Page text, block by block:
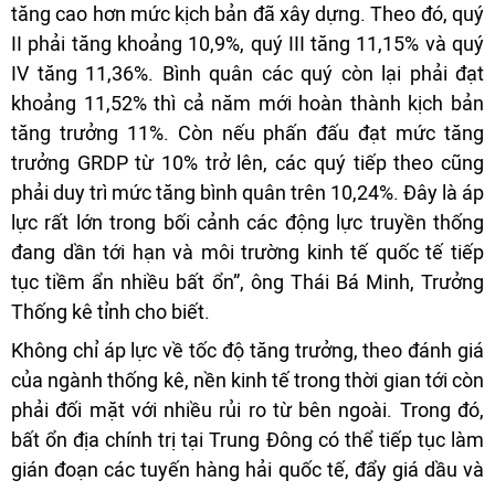
tăng cao hơn mức kịch bản đã xây dựng. Theo đó, quý
II phải tăng khoảng 10,9%, quý III tăng 11,15% và quý
IV tăng 11,36%. Bình quân các quý còn lại phải đạt
khoảng 11,52% thì cả năm mới hoàn thành kịch bản
tăng trưởng 11%. Còn nếu phấn đấu đạt mức tăng
trưởng GRDP từ 10% trở lên, các quý tiếp theo cũng
phải duy trì mức tăng bình quân trên 10,24%. Đây là áp
lực rất lớn trong bối cảnh các động lực truyền thống
đang dần tới hạn và môi trường kinh tế quốc tế tiếp
tục tiềm ẩn nhiều bất ổn”, ông Thái Bá Minh, Trưởng
Thống kê tỉnh cho biết.
Không chỉ áp lực về tốc độ tăng trưởng, theo đánh giá
của ngành thống kê, nền kinh tế trong thời gian tới còn
phải đối mặt với nhiều rủi ro từ bên ngoài. Trong đó,
bất ổn địa chính trị tại Trung Đông có thể tiếp tục làm
gián đoạn các tuyến hàng hải quốc tế, đẩy giá dầu và